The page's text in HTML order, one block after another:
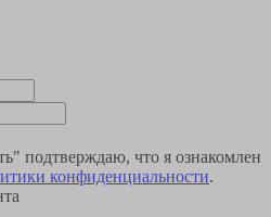
подтверждаю, что я ознакомлен
конфиденциальности.